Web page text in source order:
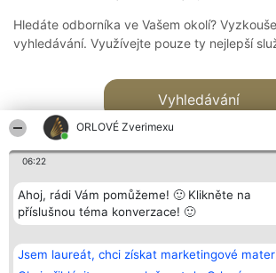
ORLOVÉ Zverimexu
06:22
Ahoj, rádi Vám pomůžeme! 🙂 Klikněte na
příslušnou téma konverzace! 🙂
Jsem laureát, chci získat marketingové
Hledáte odborníka ve Vašem okolí?
vyhledávání. Využívejte pouze ty nejlepší
Vyhledávání
Bright Side Solutions sp. z o.
o. sp. k.
ul. Ruska 22
Vítězové
Seznam všech
laureátů